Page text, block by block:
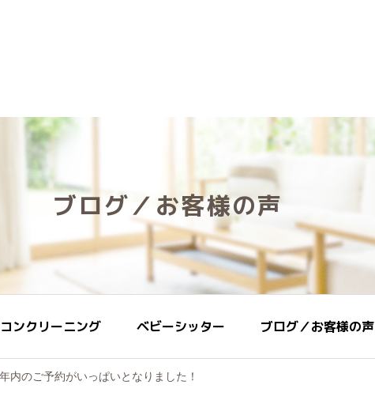
ブログ／お客様の声
ンクリーニング ベビーシッター ブログ／お客様の声
年内のご予約がいっぱいとなりました！